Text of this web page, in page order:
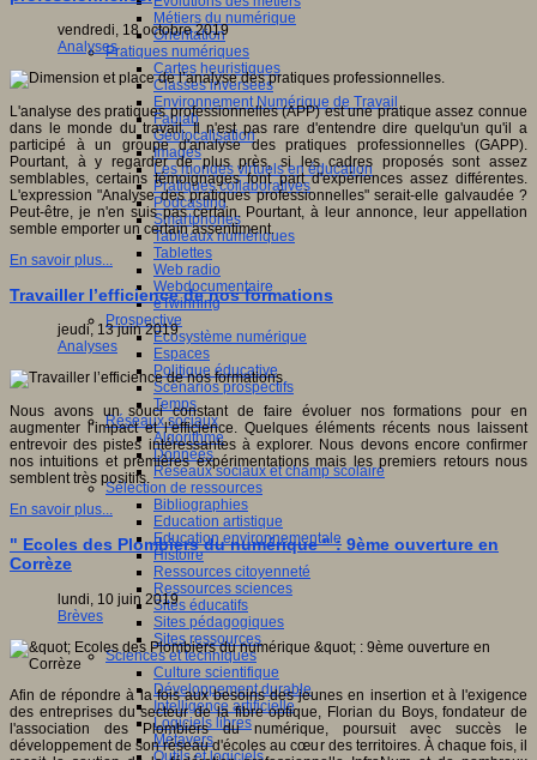
Métiers du numérique
Orientation
Pratiques numériques
Cartes heuristiques
Classes inversées
Environnement Numérique de Travail
Fablab
Géolocalisation
Images
Les mondes virtuels en éducation
Pratiques collaboratives
Podcasting
Smartphones
Tableaux numériques
Tablettes
Web radio
Webdocumentaire
eTwinning
Prospective
Ecosystème numérique
Espaces
Politique éducative
Scénarios prospectifs
Temps
Réseaux sociaux
Algorithme
Données
Réseaux sociaux et champ scolaire
Sélection de ressources
Bibliographies
Education artistique
Education environnementale
Histoire
Ressources citoyenneté
Ressources sciences
Sites éducatifs
Sites pédagogiques
Sites ressources
Sciences et techniques
Culture scientifique
Développement durable
Intelligence artificielle
Logiciels libres
Métavers
Outils et logiciels
vendredi, 18 octobre 2019
Analyses
L'analyse des pratiques professionnelles (APP) est une pratique assez connue
dans le monde du travail. Il n'est pas rare d'entendre dire quelqu'un qu'il a
participé à un groupe d'analyse des pratiques professionnelles (GAPP).
Pourtant, à y regarder de plus près, si les cadres proposés sont assez
semblables, certains témoignages font part d'expériences assez différentes.
L'expression "Analyse des pratiques professionnelles" serait-elle galvaudée ?
Peut-être, je n'en suis pas certain. Pourtant, à leur annonce, leur appellation
semble emporter un certain assentiment.
En savoir plus...
Travailler l’efficience de nos formations
jeudi, 13 juin 2019
Analyses
Nous avons un souci constant de faire évoluer nos formations pour en
augmenter l’impact et l’efficience. Quelques éléments récents nous laissent
entrevoir des pistes intéressantes à explorer. Nous devons encore confirmer
nos intuitions et premières expérimentations mais les premiers retours nous
semblent très positifs.
En savoir plus...
" Ecoles des Plombiers du numérique " : 9ème ouverture en
Corrèze
lundi, 10 juin 2019
Brèves
Afin de répondre à la fois aux besoins des jeunes en insertion et à l'exigence
des entreprises du secteur de la fibre optique, Florian du Boys, fondateur de
l'association des Plombiers du numérique, poursuit avec succès le
développement de son réseau d'écoles au cœur des territoires. À chaque fois, il